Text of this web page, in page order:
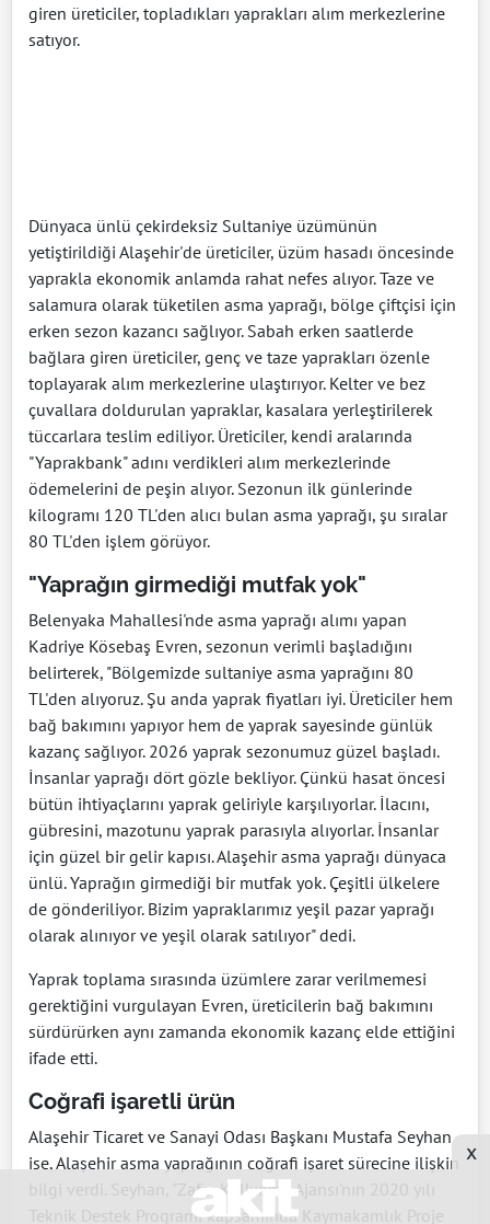
giren üreticiler, topladıkları yaprakları alım merkezlerine
satıyor.
Dünyaca ünlü çekirdeksiz Sultaniye üzümünün
yetiştirildiği Alaşehir'de üreticiler, üzüm hasadı öncesinde
yaprakla ekonomik anlamda rahat nefes alıyor. Taze ve
salamura olarak tüketilen asma yaprağı, bölge çiftçisi için
erken sezon kazancı sağlıyor. Sabah erken saatlerde
bağlara giren üreticiler, genç ve taze yaprakları özenle
toplayarak alım merkezlerine ulaştırıyor. Kelter ve bez
çuvallara doldurulan yapraklar, kasalara yerleştirilerek
tüccarlara teslim ediliyor. Üreticiler, kendi aralarında
"Yaprakbank" adını verdikleri alım merkezlerinde
ödemelerini de peşin alıyor. Sezonun ilk günlerinde
kilogramı 120 TL'den alıcı bulan asma yaprağı, şu sıralar
80 TL'den işlem görüyor.
"Yaprağın girmediği mutfak yok"
Belenyaka Mahallesi'nde asma yaprağı alımı yapan
Kadriye Kösebaş Evren, sezonun verimli başladığını
belirterek, "Bölgemizde sultaniye asma yaprağını 80
TL'den alıyoruz. Şu anda yaprak fiyatları iyi. Üreticiler hem
bağ bakımını yapıyor hem de yaprak sayesinde günlük
kazanç sağlıyor. 2026 yaprak sezonumuz güzel başladı.
İnsanlar yaprağı dört gözle bekliyor. Çünkü hasat öncesi
bütün ihtiyaçlarını yaprak geliriyle karşılıyorlar. İlacını,
gübresini, mazotunu yaprak parasıyla alıyorlar. İnsanlar
için güzel bir gelir kapısı. Alaşehir asma yaprağı dünyaca
ünlü. Yaprağın girmediği bir mutfak yok. Çeşitli ülkelere
de gönderiliyor. Bizim yapraklarımız yeşil pazar yaprağı
olarak alınıyor ve yeşil olarak satılıyor" dedi.
Yaprak toplama sırasında üzümlere zarar verilmemesi
gerektiğini vurgulayan Evren, üreticilerin bağ bakımını
sürdürürken aynı zamanda ekonomik kazanç elde ettiğini
ifade etti.
Coğrafi işaretli ürün
Alaşehir Ticaret ve Sanayi Odası Başkanı Mustafa Seyhan
ise, Alaşehir asma yaprağının coğrafi işaret sürecine ilişkin
bilgi verdi. Seyhan, "Zafer Kalkınma Ajansı'nın 2020 yılı
Teknik Destek Programı kapsamında Kaymakamlık Proje
x